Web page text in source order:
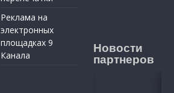
Реклама на
электронных
площадках 9
Канала
Новости
партнеров